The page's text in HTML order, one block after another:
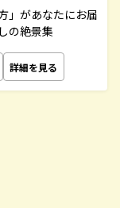
」があなたにお届
の絶景集
詳細を見る